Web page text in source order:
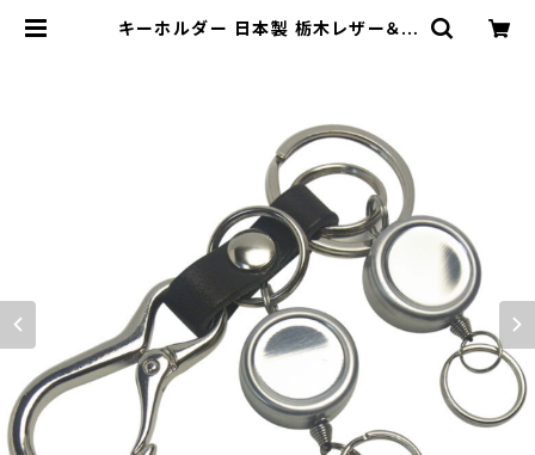
キーホルダー 日本製 栃木レザー＆ミ